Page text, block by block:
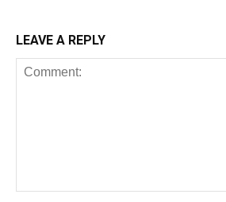
LEAVE A REPLY